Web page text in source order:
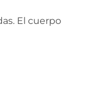
El cuerpo